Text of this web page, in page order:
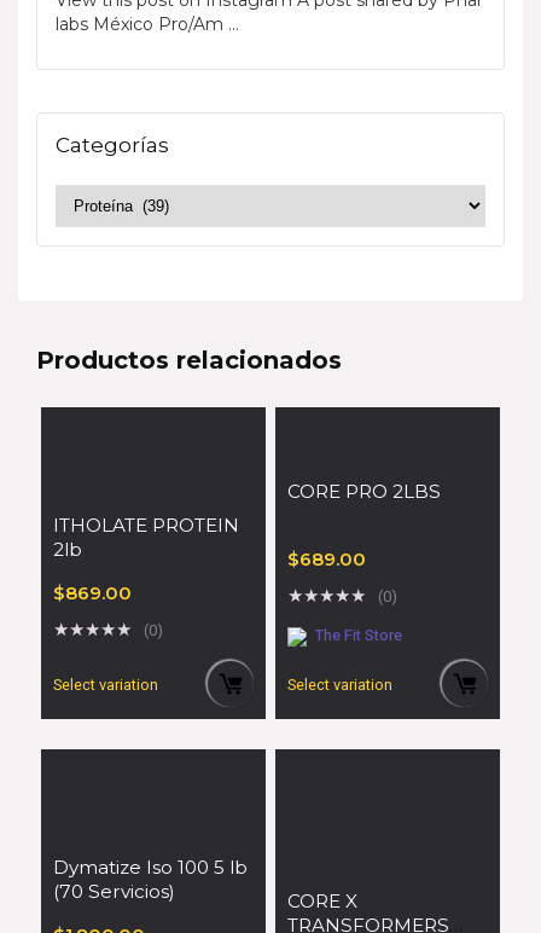
labs México Pro/Am ...
Categorías
Productos relacionados
ITHOLATE PROTEIN
2lb
$869.00
★★★★★ (0)
Select variation
CORE PRO 2LBS
$689.00
★★★★★ (0)
The Fit Store
Select variation
Dymatize Iso 100 5 lb
(70 Servicios)
CORE X
TRANSFORMERS